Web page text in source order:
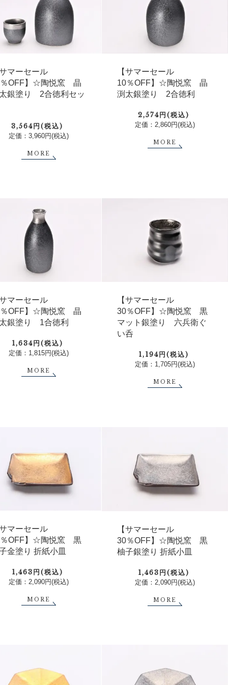
マーセール
OFF】☆陶悦窯 晶
銀塗り 2合徳利セッ
3,564円(税込)
定価：3,960円(税込)
MORE
【サマーセール
10％OFF】☆陶悦窯 晶
渕太銀塗り 2合徳利
2,574円(税込)
定価：2,860円(税込)
MORE
マーセール
OFF】☆陶悦窯 晶
銀塗り 1合徳利
1,634円(税込)
定価：1,815円(税込)
MORE
【サマーセール
30％OFF】☆陶悦窯 黒
マット銀塗り 六兵衛ぐ
い呑
1,194円(税込)
定価：1,705円(税込)
MORE
マーセール
OFF】☆陶悦窯 黒
金塗り 折紙小皿
1,463円(税込)
定価：2,090円(税込)
MORE
【サマーセール
30％OFF】☆陶悦窯 黒
柚子銀塗り 折紙小皿
1,463円(税込)
定価：2,090円(税込)
MORE